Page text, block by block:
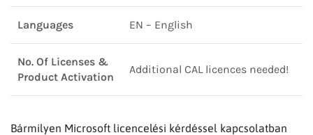
Languages EN – English
No. Of Licenses &
Product Activation
Additional CAL licences needed!
Bármilyen Microsoft licencelési kérdéssel kapcsolatban